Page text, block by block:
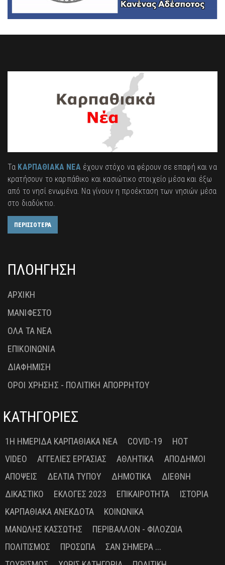
Τα ΚΑΡΠΑΘΙΑΚΑ ΝΕΑέχουν στόχο να φέρουν σε επαφή και να
κρατήσουν το καρπάθικο και κασιώτικο στοιχείο μέσα και έξω
από το νησί ενωμένα. Να γίνουν η προέκταση των νησιών μέσα
στο διαδύκτιο.
ΠΕΡΙΣΣΟΤΕΡΑ
ΠΛΟΗΓΗΣΗ
ΑΡΧΙΚΗ
ΜΑΝΙΦΕΣΤΟ
ΟΛΑ ΤΑ ΝΕΑ
ΕΠΙΚΟΙΝΩΝΙΑ
ΔΙΑΦΗΜΙΣΗ
ΟΡΟΙ ΧΡΗΣΗΣ - ΠΟΛΙΤΙΚΗ ΑΠΟΡΡΗΤΟΥ
ΚΑΤΗΓΟΡΙΕΣ
1Η ΗΜΕΡΊΔΑ ΚΑΡΠΑΘΙΑΚΆ ΝΈΑ COVID-19
HOT
VIDEO
ΑΓΓΕΛΊΕΣ ΕΡΓΑΣΊΑΣ ΑΘΛΗΤΙΚΆ
ΑΠΌΔΗΜΟΙ
ΑΠΌΨΕΙΣ
ΔΕΛΤΊΑ ΤΎΠΟΥ ΔΗΜΟΤΙΚΆ
ΔΙΕΘΝΉ
ΔΙΚΑΣΤΙΚΌ
ΕΚΛΟΓΈΣ 2023 ΕΠΙΚΑΙΡΌΤΗΤΑ
ΙΣΤΟΡΊΑ
ΚΑΡΠΑΘΙΑΚΆ ΑΝΈΚΔΟΤΑ
ΚΟΙΝΩΝΙΚΆ
ΜΑΝΏΛΗΣ ΚΑΣΣΏΤΗΣ
ΠΕΡΙΒΆΛΛΟΝ - ΦΙΛΟΖΩΊΑ
ΠΟΛΙΤΙΣΜΌΣ
ΠΡΌΣΩΠΑ
ΣΑΝ ΣΉΜΕΡΑ ...